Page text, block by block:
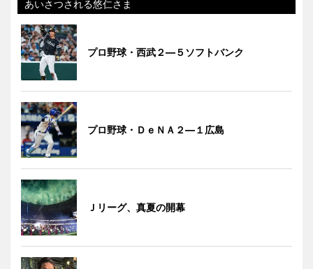
あいさつされる悠仁さま
プロ野球・西武２―５ソフトバンク
プロ野球・ＤｅＮＡ２―１広島
Ｊリーグ、真夏の開幕